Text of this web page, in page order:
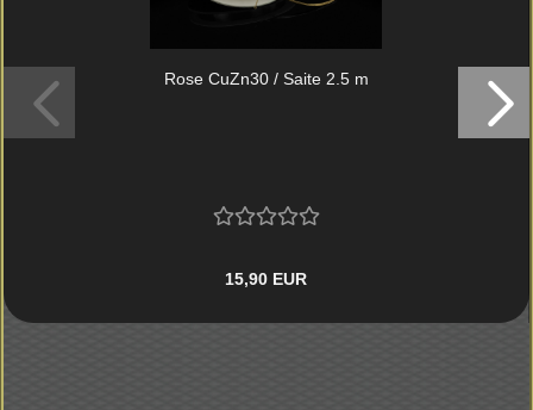
Rose CuZn30 / Saite 2.5 m
15,90 EUR